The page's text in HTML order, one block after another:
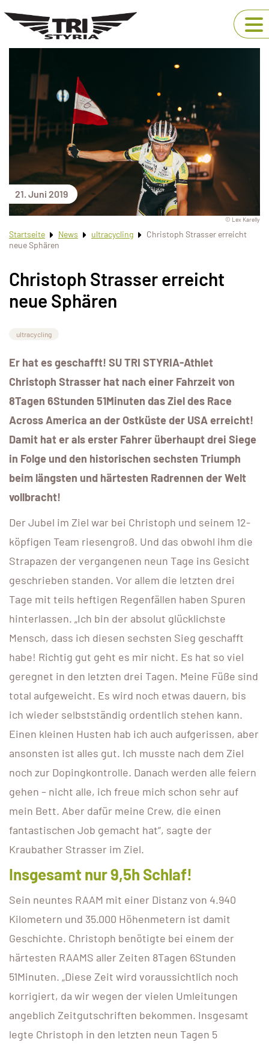
21. Juni 2019
© Lex Karelly
Startseite News ultracycling
Christoph Strasser erreicht
neue Sphären
Christoph Strasser erreicht
neue Sphären
ultracycling
Er hat es geschafft! SU TRI STYRIA-Athlet
Christoph Strasser hat nach einer Fahrzeit von
8Tagen 6Stunden 51Minuten das Ziel des Race
Across America an der Ostküste der USA erreicht!
Damit hat er als erster Fahrer überhaupt drei Siege
in Folge und den historischen sechsten Triumph
beim längsten und härtesten Radrennen der Welt
vollbracht!
Der Jubel im Ziel war bei Christoph und seinem 12-
köpfigen Team riesengroß. Und das obwohl ihm die
Strapazen der vergangenen neun Tage ins Gesicht
geschrieben standen. Vor allem die letzten drei
Tage mit teils heftigen Regenfällen haben Spuren
hinterlassen. „Ich bin der absolut glücklichste
Mensch, dass ich diesen sechsten Sieg geschafft
habe! Richtig gut geht es mir nicht. Es hat so viel
geregnet in den letzten drei Tagen. Meine Füße sind
total aufgeweicht. Es wird noch etwas dauern, bis
ich wieder selbstständig ordentlich stehen kann.
Einen kleinen Husten hab ich auch aufgerissen, aber
ansonsten ist alles gut. Ich musste nach dem Ziel
noch zur Dopingkontrolle. Danach werden alle feiern
gehen – nicht alle, ich freue mich schon sehr auf
mein Bett. Aber dafür meine Crew, die einen
fantastischen Job gemacht hat“, sagte der
Kraubather Strasser im Ziel.
Insgesamt nur 9,5h Schlaf!
Sein neuntes RAAM mit einer Distanz von 4.940
Kilometern und 35.000 Höhenmetern ist damit
Geschichte. Christoph benötigte bei einem der
härtesten RAAMS aller Zeiten 8Tagen 6Stunden
51Minuten. „Diese Zeit wird voraussichtlich noch
korrigiert, da wir wegen der vielen Umleitungen
angeblich Zeitgutschriften bekommen. Insgesamt
legte Christoph in den letzten neun Tagen 5